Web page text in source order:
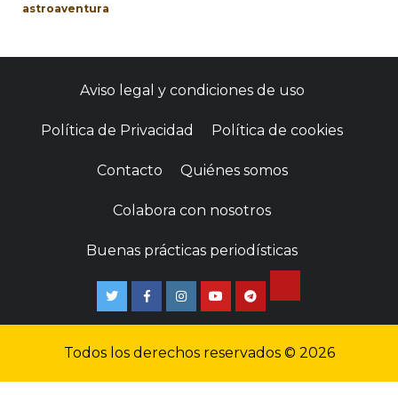
astroaventura
Aviso legal y condiciones de uso
Política de Privacidad Política de cookies
Contacto Quiénes somos
Colabora con nosotros
Buenas prácticas periodísticas
TwitterFacebookInstagram
YoutubeTelegram
TikTok
Todos los derechos reservados © 2026